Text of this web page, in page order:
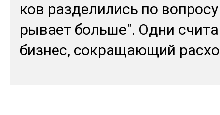
ков раз­де­лились по
ры­вает боль­ше". Од­ни
биз­нес, сок­ра­щаю­щий